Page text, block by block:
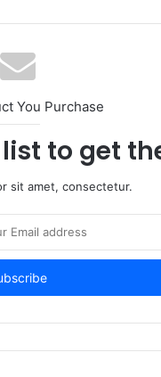
You Purchase
to get
sit amet, consectetur.